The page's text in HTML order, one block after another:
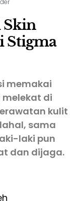
Skin
Stigma
memakai
di
kulit
sama
laki pun
dan dijaga.